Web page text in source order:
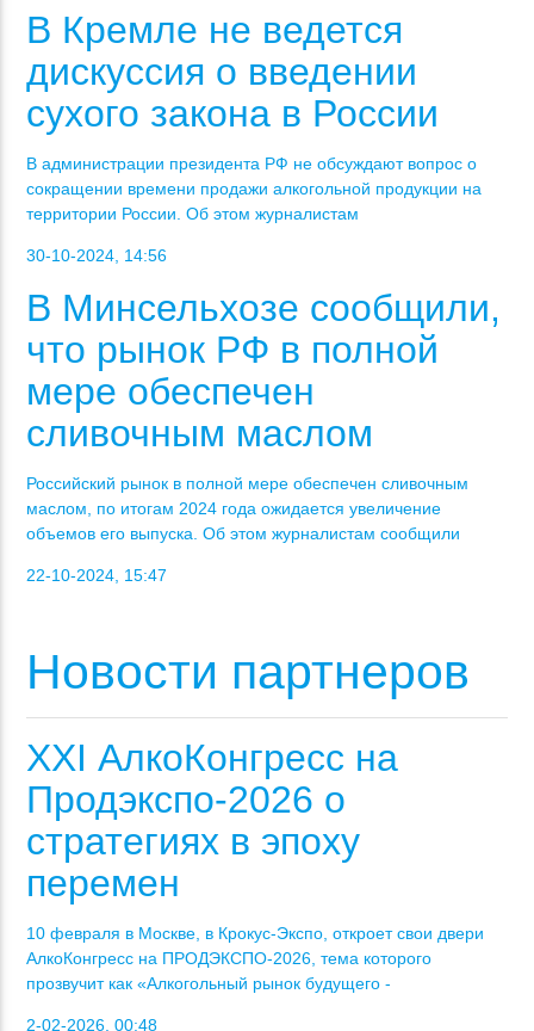
В Кремле не ведется
дискуссия о введении
сухого закона в России
В администрации президента РФ не обсуждают вопрос о
сокращении времени продажи алкогольной продукции на
территории России. Об этом журналистам
30-10-2024, 14:56
В Минсельхозе сообщили,
что рынок РФ в полной
мере обеспечен
сливочным маслом
Российский рынок в полной мере обеспечен сливочным
маслом, по итогам 2024 года ожидается увеличение
объемов его выпуска. Об этом журналистам сообщили
22-10-2024, 15:47
Новости партнеров
XXI АлкоКонгресс на
Продэкспо-2026 о
стратегиях в эпоху
перемен
10 февраля в Москве, в Крокус-Экспо, откроет свои двери
АлкоКонгресс на ПРОДЭКСПО-2026, тема которого
прозвучит как «Алкогольный рынок будущего -
2-02-2026, 00:48